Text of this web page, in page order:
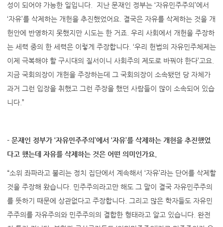
성이 되어야 가능한 일입니다. 지난 문재인 정부는 ‘자유민주주의’에서
‘자유’를 삭제하는 개헌을 추진했었어요. 결국은 자유를 삭제하는 것을 개
헌안에 반영하지 못했지만 시도는 한 거죠. 우리 사회에서 개헌을 주장하
는 세력 중의 한 세력은 이렇게 주장합니다. ‘우리 헌법의 자유민주체제는
이제 극복해야 할 구시대의 질서이니 사회주의 제도로 바꿔야 한다’고요.
지금 국회의장이 개헌을 주장하는데 그 국회의장이 소속됐던 당 자체가
과거 그런 입장을 취했고 그런 주장을 했던 사람들이 많이 소속되어 있습
니다.”
- 문재인 정부가 ‘자유민주주의’에서 ‘자유’를 삭제하는 개헌을 추진했었
다고 했는데 자유를 삭제하는 것은 어떤 의미인가요.
“소위 좌파라고 불리는 정치 집단에서 계속해서 ‘자유’라는 단어를 삭제할
것을 주장해 왔습니다. 민주주의라고만 해도 그 말이 결국 자유민주주의
를 뜻하기 때문에 상관없다고 주장합니다. 그리고 많은 학자들도 자유민
주주의를 자유주의와 민주주의의 결합한 형태라고 알고 있습니다. 완전